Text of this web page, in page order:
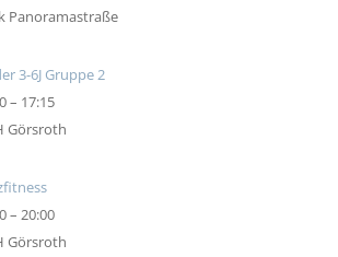
Panoramastraße
3-6J Gruppe 2
– 17:15
Görsroth
– 20:00
Görsroth